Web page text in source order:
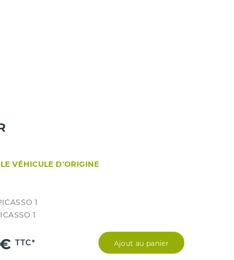
VÉHICULE D'ORIGINE
1
1
TTC* Ajout au panier